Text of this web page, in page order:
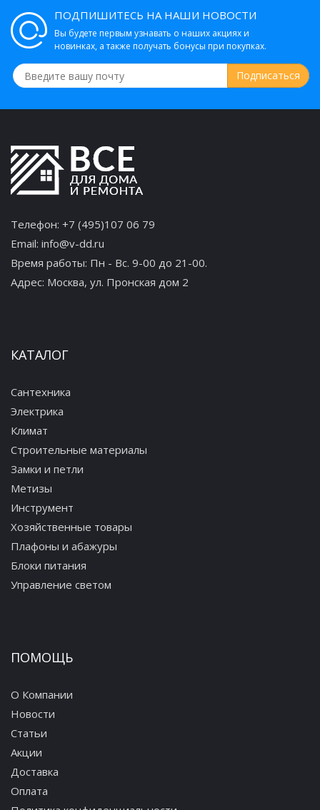
ПОДПИШИТЕСЬ НА НАШИ НОВОСТИ
Вы будете первым узнавать о наших акциях и
новинках, а также получать бонусы при покупках.
Телефон: +7 (495)107 06 79
Email: info@v-dd.ru
Время работы: Пн - Вс. 9-00 до 21-00.
Адрес: Москва, ул. Пронская дом 2
КАТАЛОГ
Сантехника
Электрика
Климат
Строительные материалы
Замки и петли
Метизы
Инструмент
Хозяйственные товары
Плафоны и абажуры
Блоки питания
Управление светом
ПОМОЩЬ
О Компании
Новости
Статьи
Акции
Доставка
Оплата